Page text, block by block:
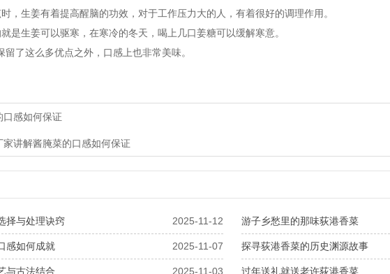
生姜有着提高醒脑的功效，对于工作压力大的人，有着很好的调理作用。
生姜可以驱寒，在寒冷的冬天，喝上几口姜糖可以缓解寒意。
了这么多优点之外，口感上也非常美味。
口感如何保证
家讲解酱腌菜的口感如何保证
2025-11-12
择与处理诀窍 游子乡愁里的那味荻港香菜
2025-11-07
感如何成就 探寻荻港香菜的历史渊源故事
2025-11-03
与古法结合 过年送礼就送老许荻港香菜